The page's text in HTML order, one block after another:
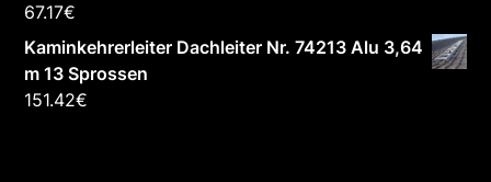
67.17€
Kaminkehrerleiter Dachleiter Nr. 74213 Alu 3,64
m 13 Sprossen
151.42€